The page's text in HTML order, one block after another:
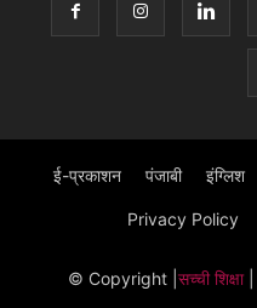
ई-प्रकाशन पंजाबी इंग्लिश
Privacy Policy
© Copyright सच्ची शिक्षा|